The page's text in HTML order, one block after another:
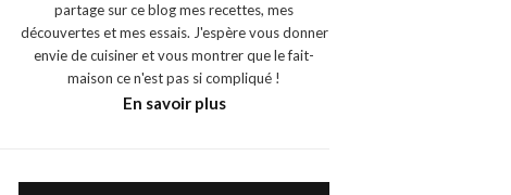
partage sur ce blog mes recettes, mes
découvertes et mes essais. J'espère vous donner
envie de cuisiner et vous montrer que le fait-
maison ce n'est pas si compliqué !
En savoir plus